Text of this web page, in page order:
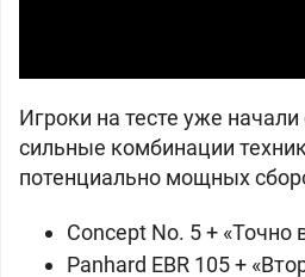
Игроки на тесте уже
сильные комбинации
потенциально мощных
Concept No. 5 + «Точно
Panhard EBR 105 +